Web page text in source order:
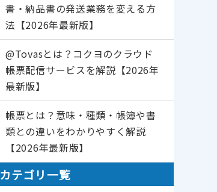
書・納品書の発送業務を変える方
法【2026年最新版】
@Tovasとは？コクヨのクラウド
帳票配信サービスを解説【2026年
最新版】
帳票とは？意味・種類・帳簿や書
類との違いをわかりやすく解説
【2026年最新版】
カテゴリ一覧